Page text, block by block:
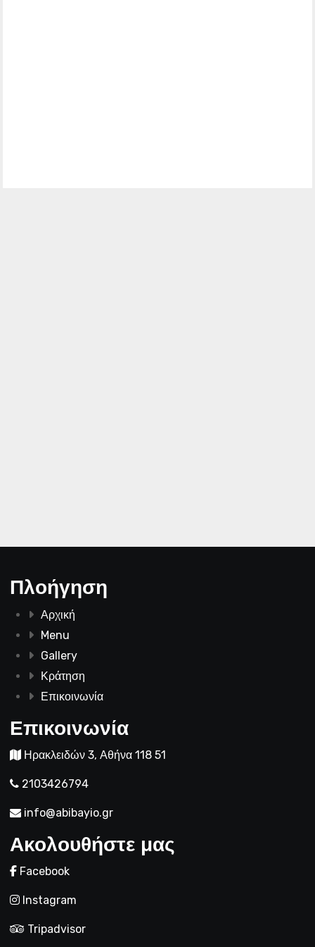
Πλοήγηση
Αρχική
Menu
Gallery
Κράτηση
Επικοινωνία
Επικοινωνία
Ηρακλειδών 3, Αθήνα 118 51
2103426794
info@abibayio.gr
Ακολουθήστε μας
Facebook
Instagram
Tripadvisor